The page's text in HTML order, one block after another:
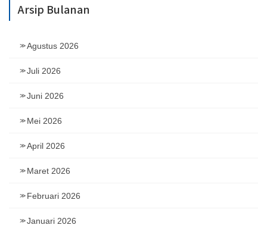
Arsip Bulanan
Agustus 2026
Juli 2026
Juni 2026
Mei 2026
April 2026
Maret 2026
Februari 2026
Januari 2026